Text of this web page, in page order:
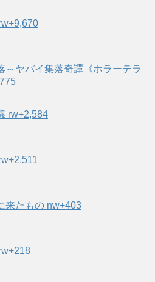
～ヤバイ集落奇譚《ホラーテラ
rw+2,584
来たもの nw+403